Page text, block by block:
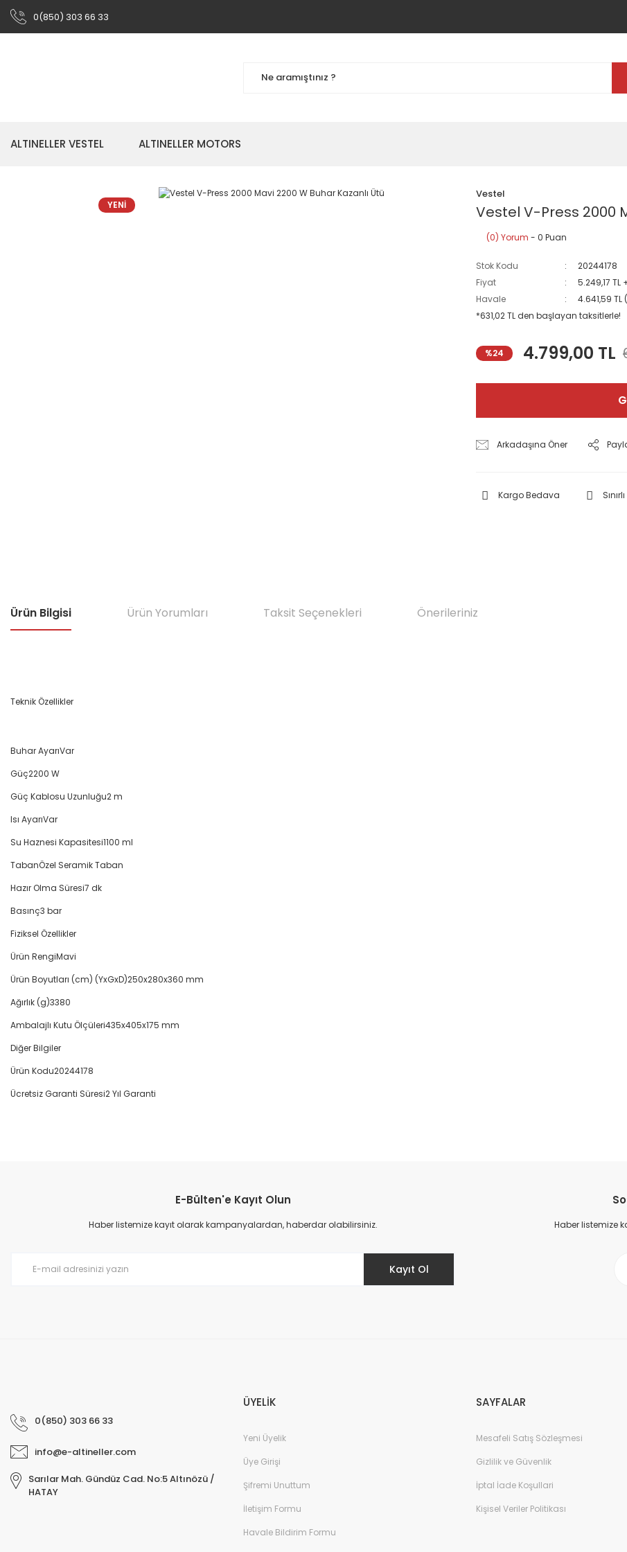
0(850) 303 66 33
ALTINELLER VESTEL ALTINELLER MOTORS
YENİ
Vestel
Vestel V-Press 2000
(0) Yorum - 0 Puan
Stok Kodu
20244178
Fiyat
5.249,17 TL
Havale
4.641,59
*631,02 TL den başlayan taksitlerle!
%24 4.799,00 TL
Arkadaşına Öner
Kargo Bedava
Ürün Bilgisi Ürün Yorumları Taksit Seçenekleri Önerileriniz
Teknik Özellikler
Buhar AyarıVar
Güç2200 W
Güç Kablosu Uzunluğu2 m
Isı AyarıVar
Su Haznesi Kapasitesi1100 ml
TabanÖzel Seramik Taban
Hazır Olma Süresi7 dk
Basınç3 bar
Fiziksel Özellikler
Ürün RengiMavi
Ürün Boyutları (cm) (YxGxD)250x280x360 mm
Ağırlık (g)3380
Ambalajlı Kutu Ölçüleri435x405x175 mm
Diğer Bilgiler
Ürün Kodu20244178
Ücretsiz Garanti Süresi2 Yıl Garanti
Ürün resmi kalitesiz, bozuk veya görüntülenemiyor.
Ürün açıklamasında eksik bilgiler bulunuyor.
E-Bülten'e Kayıt Olun
Haber listemize kayıt olarak kampanyalardan, haberdar olabilirsiniz.
Kayıt Ol
Haber listemize
0(850) 303 66 33
info@e-altineller.com
Sarılar Mah. Gündüz Cad. No:5 Altınözü /
HATAY
ÜYELİK
Yeni Üyelik
Üye Girişi
Şifremi Unuttum
İletişim Formu
Havale Bildirim Formu
SAYFALAR
Mesafeli Satış Sözleşmesi
Gizlilik ve Güvenlik
İptal İade Koşullari
Kişisel Veriler Politikası